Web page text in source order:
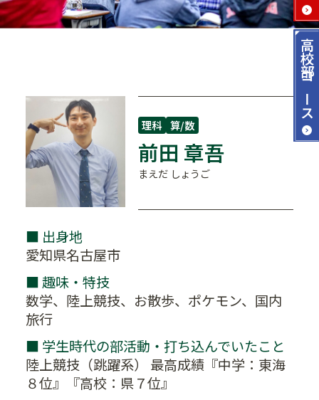
高校部
コース
理科 算/数
前田 章吾
まえだ しょうご
■ 出身地
愛知県名古屋市
■ 趣味・特技
数学、陸上競技、お散歩、ポケモン、国内
旅行
■ 学生時代の部活動・打ち込んでいたこと
陸上競技（跳躍系） 最高成績『中学：東海
８位』『高校：県７位』